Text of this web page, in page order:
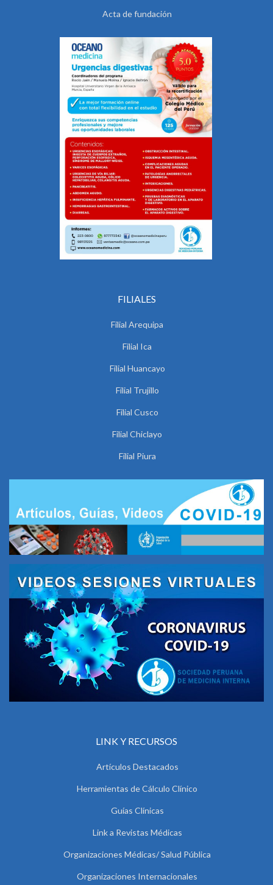
Acta de fundación
FILIALES
Filial Arequipa
Filial Ica
Filial Huancayo
Filial Trujillo
Filial Cusco
Filial Chiclayo
Filial Piura
LINK Y RECURSOS
Artículos Destacados
Herramientas de Cálculo Clínico
Guías Clínicas
Link a Revistas Médicas
Organizaciones Médicas/ Salud Pública
Organizaciones Internacionales